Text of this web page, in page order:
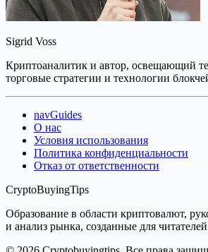
Sigrid Voss
Криптоаналитик и автор, освещающий
торговые стратегии и технологии
navGuides
О нас
Условия использования
Политика конфиденциальности
Отказ от ответственности
CryptoBuyingTips
Образование в области криптовалют,
и анализ рынка, созданные для